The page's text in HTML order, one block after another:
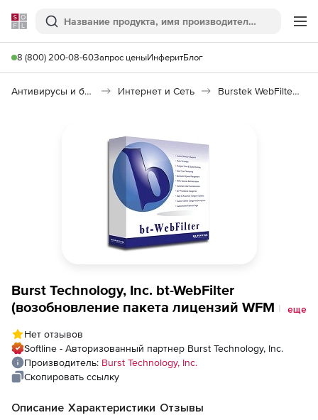
Softline
Поиск
8 (800) 200-08-60Запрос ценыИнферитБлог
Антивирусы и безопасность Интернет и Сеть Burstek WebFilter ISA/TMG
Burst Technology, Inc. bt-WebFilter
(возобновление пакета лицензий WFM на 3
еще
Нет отзывов
Softline - Авторизованный партнер Burst Technology, Inc.
Производитель: Burst Technology, Inc.
Скопировать ссылку
Описание Характеристики Отзывы